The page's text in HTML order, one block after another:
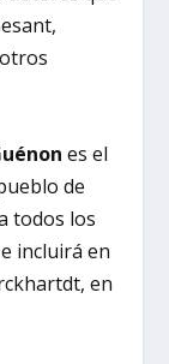
es el
de
todos los
incluirá en
en